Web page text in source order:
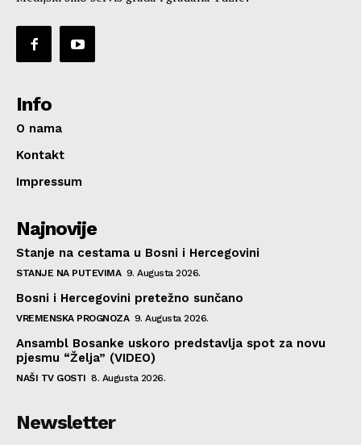
Info
O nama
Kontakt
Impressum
Najnovije
Stanje na cestama u Bosni i Hercegovini
STANJE NA PUTEVIMA 9. Augusta 2026.
Bosni i Hercegovini pretežno sunčano
VREMENSKA PROGNOZA 9. Augusta 2026.
Ansambl Bosanke uskoro predstavlja spot za novu
pjesmu “Želja” (VIDEO)
NAŠI TV GOSTI 8. Augusta 2026.
Newsletter